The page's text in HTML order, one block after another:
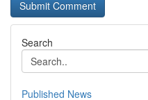
Search
Published News